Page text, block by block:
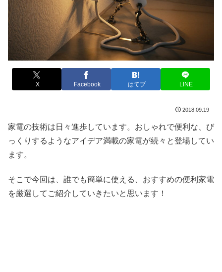
X Facebook はてブ LINE
2018.09.19
家電の技術は日々進歩しています。おしゃれで便利な、び
っくりするようなアイデア満載の家電が続々と登場してい
ます。
そこで今回は、誰でも簡単に使える、おすすめの便利家電
を厳選してご紹介していきたいと思います！